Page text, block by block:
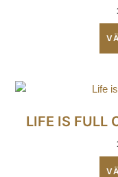
LIFE IS FULL